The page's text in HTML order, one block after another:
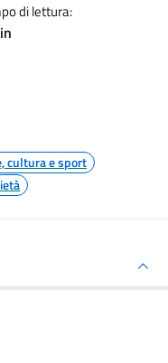
di lettura:
cultura e sport